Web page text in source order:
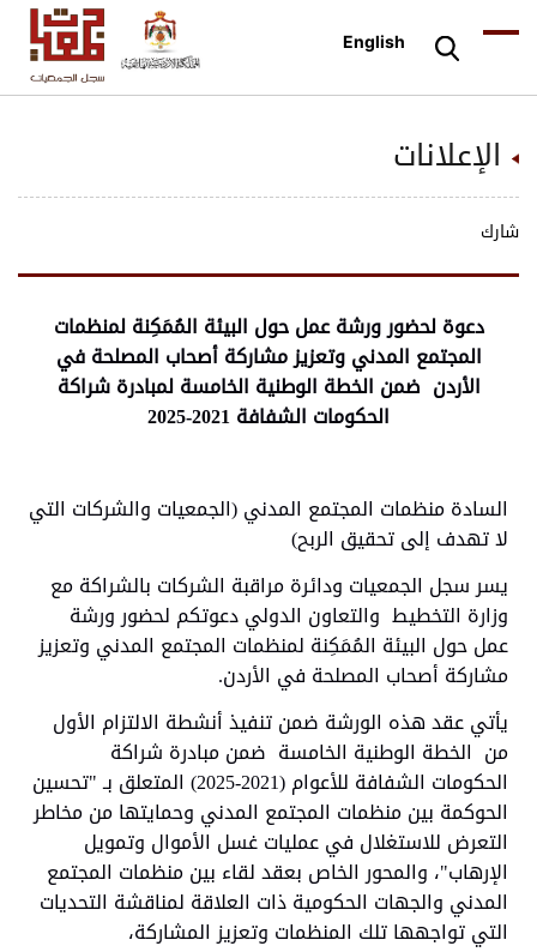
English
الإعلانات
شارك
دعوة لحضور ورشة عمل حول البيئة المُمَكِنة لمنظمات
المجتمع المدني وتعزيز مشاركة أصحاب المصلحة في
الأردن ضمن الخطة الوطنية الخامسة لمبادرة شراكة
الحكومات الشفافة 2021-2025
السادة منظمات المجتمع المدني (الجمعيات والشركات التي
لا تهدف إلى تحقيق الربح)
يسر سجل الجمعيات ودائرة مراقبة الشركات بالشراكة مع
وزارة التخطيط والتعاون الدولي دعوتكم لحضور ورشة
عمل حول البيئة المُمَكِنة لمنظمات المجتمع المدني وتعزيز
مشاركة أصحاب المصلحة في الأردن.
يأتي عقد هذه الورشة ضمن تنفيذ أنشطة الالتزام الأول
من الخطة الوطنية الخامسة ضمن مبادرة شراكة
الحكومات الشفافة للأعوام (2021-2025) المتعلق بـ "تحسين
الحوكمة بين منظمات المجتمع المدني وحمايتها من مخاطر
التعرض للاستغلال في عمليات غسل الأموال وتمويل
الإرهاب"، والمحور الخاص بعقد لقاء بين منظمات المجتمع
المدني والجهات الحكومية ذات العلاقة لمناقشة التحديات
التي تواجهها تلك المنظمات وتعزيز المشاركة،